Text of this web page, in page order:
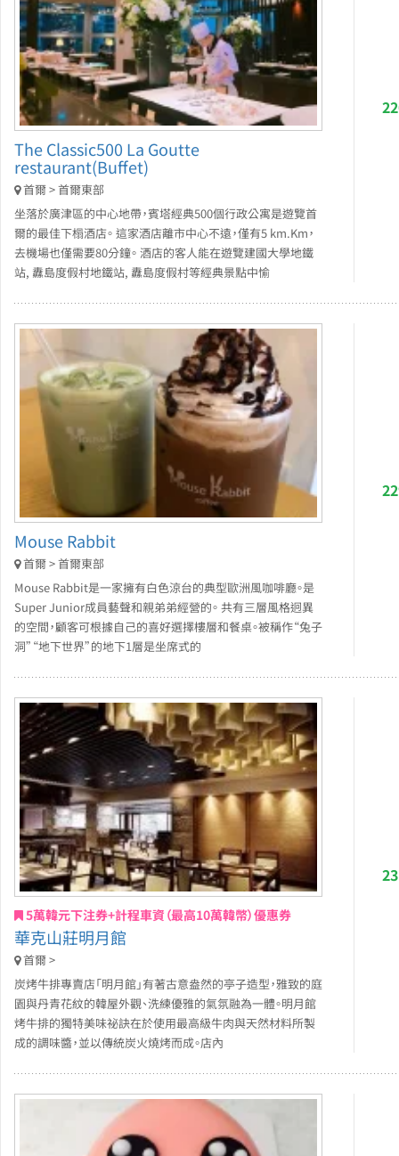
The Classic500 La Goutte
restaurant(Buffet)
首爾 > 首爾東部
坐落於廣津區的中心地帶，賓塔經典500個行政公寓是遊覽首
爾的最佳下榻酒店。 這家酒店離市中心不遠，僅有5 km.Km，
去機場也僅需要80分鐘。 酒店的客人能在遊覽建國大學地鐵
站, 纛島度假村地鐵站, 纛島度假村等經典景點中愉
Mouse Rabbit
首爾 > 首爾東部
Mouse Rabbit是一家擁有白色涼台的典型歐洲風咖啡廳。是
Super Junior成員藝聲和親弟弟經營的。 共有三層風格迥異
的空間，顧客可根據自己的喜好選擇樓層和餐桌。被稱作“兔子
洞”“地下世界”的地下1層是坐席式的
5萬韓元下注券+計程車資（最高10萬韓幣）優惠券
華克山莊明月館
首爾 >
炭烤牛排專賣店「明月館」有著古意盎然的亭子造型，雅致的庭
園與丹青花紋的韓屋外觀、洗練優雅的氣氛融為一體。明月館
烤牛排的獨特美味祕訣在於使用最高級牛肉與天然材料所製
成的調味醬，並以傳統炭火燒烤而成。店內